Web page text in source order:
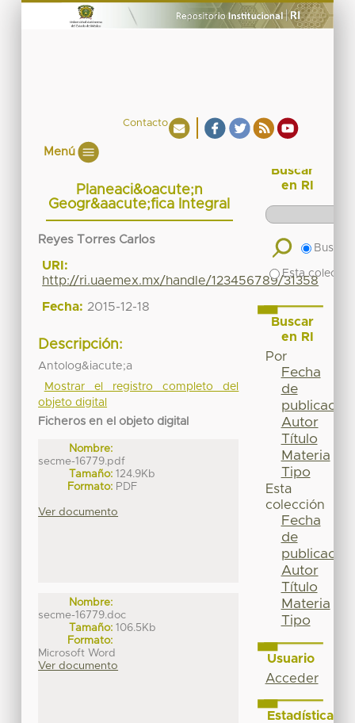
Contacto
Menú
Planeaci&oacute;n
Geogr&aacute;fica Integral
Reyes Torres Carlos
URI:
http://ri.uaemex.mx/handle/123456789/31358
Fecha: 2015-12-18
Descripción:
Antolog&iacute;a
Mostrar el registro completo del
objeto digital
Ficheros en el objeto digital
Nombre:
secme-16779.pdf
Tamaño: 124.9Kb
Formato: PDF
Ver documento
Nombre:
secme-16779.doc
Tamaño: 106.5Kb
Formato:
Microsoft Word
Ver documento
Buscar
en RI
Buscar
Esta
Buscar
en RI
Por
Fecha
de
publicación
Autor
Título
Materia
Tipo
Esta
colección
Fecha
de
publicación
Autor
Título
Materia
Tipo
Usuario
Acceder
Estadísticas